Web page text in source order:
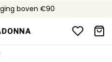
boven €90
in Nederland